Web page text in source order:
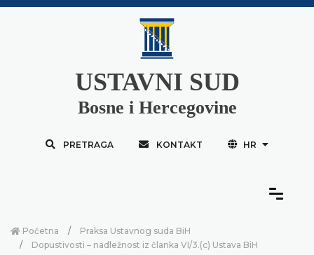
USTAVNI SUD
Bosne i Hercegovine
PRETRAGA KONTAKT HR
Početna
Praksa Ustavnog suda BiH
Dopustivosti – nadležnost iz članka VI/3.(c) Ustava BiH